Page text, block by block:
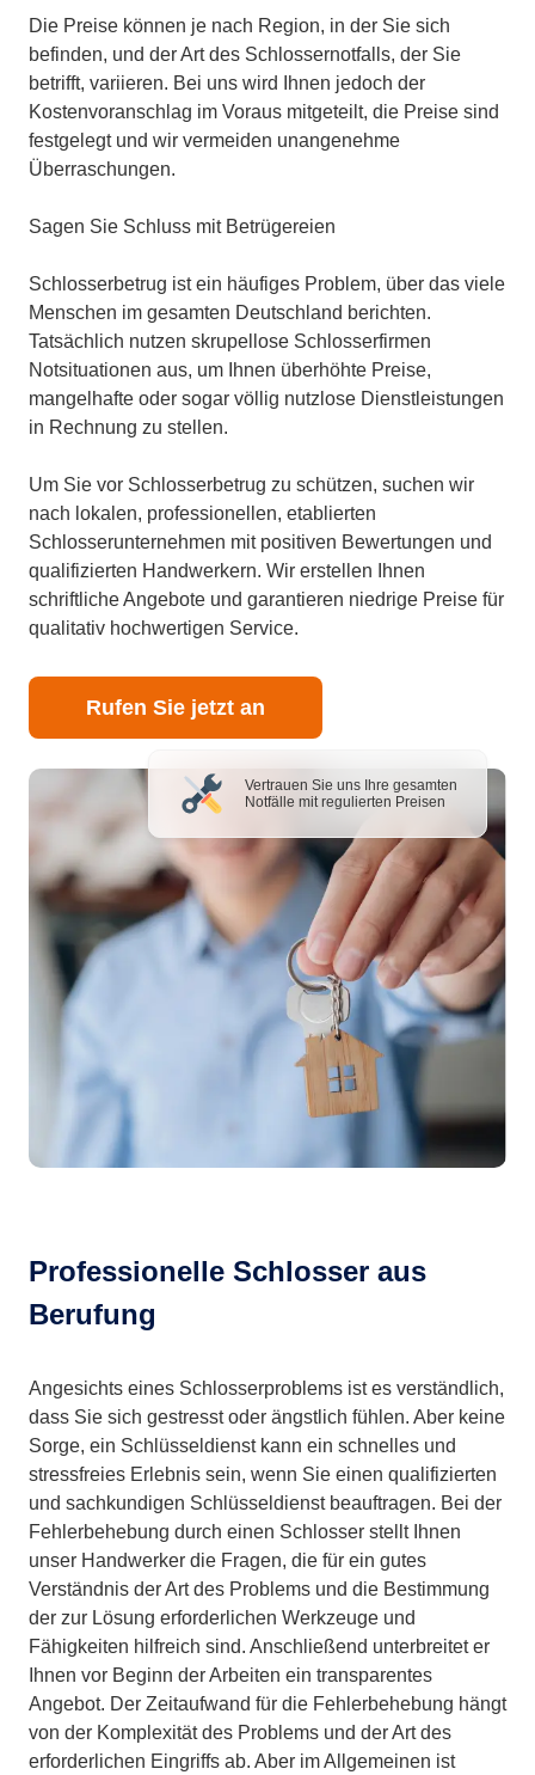
Die Preise können je nach Region, in der Sie sich
befinden, und der Art des Schlossernotfalls, der Sie
betrifft, variieren. Bei uns wird Ihnen jedoch der
Kostenvoranschlag im Voraus mitgeteilt, die Preise sind
festgelegt und wir vermeiden unangenehme
Überraschungen.
Sagen Sie Schluss mit Betrügereien
Schlosserbetrug ist ein häufiges Problem, über das viele
Menschen im gesamten Deutschland berichten.
Tatsächlich nutzen skrupellose Schlosserfirmen
Notsituationen aus, um Ihnen überhöhte Preise,
mangelhafte oder sogar völlig nutzlose Dienstleistungen
in Rechnung zu stellen.
Um Sie vor Schlosserbetrug zu schützen, suchen wir
nach lokalen, professionellen, etablierten
Schlosserunternehmen mit positiven Bewertungen und
qualifizierten Handwerkern. Wir erstellen Ihnen
schriftliche Angebote und garantieren niedrige Preise für
qualitativ hochwertigen Service.
Rufen Sie jetzt an
Vertrauen Sie uns Ihre gesamten
Notfälle mit regulierten Preisen
Professionelle Schlosser aus
Berufung
Angesichts eines Schlosserproblems ist es verständlich,
dass Sie sich gestresst oder ängstlich fühlen. Aber keine
Sorge, ein Schlüsseldienst kann ein schnelles und
stressfreies Erlebnis sein, wenn Sie einen qualifizierten
und sachkundigen Schlüsseldienst beauftragen. Bei der
Fehlerbehebung durch einen Schlosser stellt Ihnen
unser Handwerker die Fragen, die für ein gutes
Verständnis der Art des Problems und die Bestimmung
der zur Lösung erforderlichen Werkzeuge und
Fähigkeiten hilfreich sind. Anschließend unterbreitet er
Ihnen vor Beginn der Arbeiten ein transparentes
Angebot. Der Zeitaufwand für die Fehlerbehebung hängt
von der Komplexität des Problems und der Art des
erforderlichen Eingriffs ab. Aber im Allgemeinen ist